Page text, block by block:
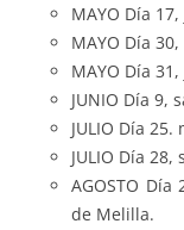
MAYO Día
MAYO Día
MAYO Día
JUNIO Día 9,
JULIO Día
JULIO Día
AGOSTO
de Melilla.